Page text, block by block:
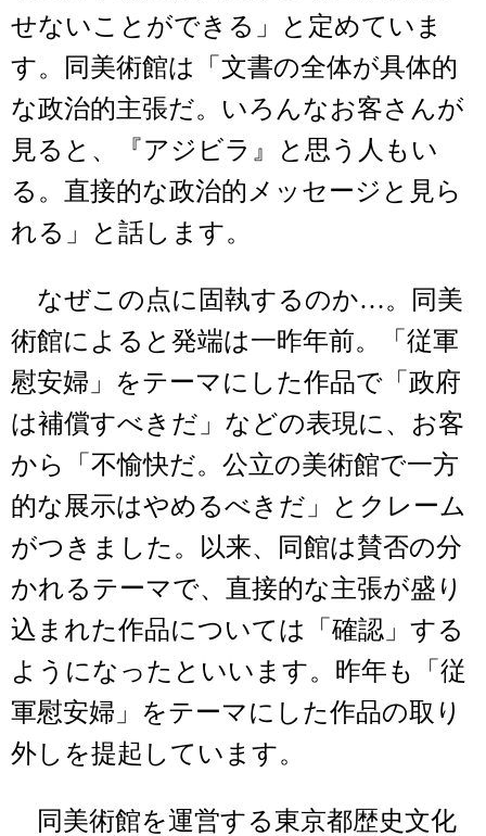
せないことができる」と定めていま
す。同美術館は「文書の全体が具体的
な政治的主張だ。いろんなお客さんが
見ると、『アジビラ』と思う人もい
る。直接的な政治的メッセージと見ら
れる」と話します。
なぜこの点に固執するのか…。同美
術館によると発端は一昨年前。「従軍
慰安婦」をテーマにした作品で「政府
は補償すべきだ」などの表現に、お客
から「不愉快だ。公立の美術館で一方
的な展示はやめるべきだ」とクレーム
がつきました。以来、同館は賛否の分
かれるテーマで、直接的な主張が盛り
込まれた作品については「確認」する
ようになったといいます。昨年も「従
軍慰安婦」をテーマにした作品の取り
外しを提起しています。
同美術館を運営する東京都歴史文化